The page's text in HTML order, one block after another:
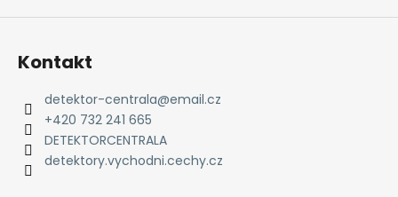
Kontakt
detektor-centrala@email.cz
+420 732 241 665
DETEKTORCENTRALA
detektory.vychodni.cechy.cz